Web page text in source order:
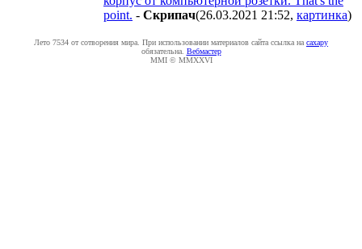
point. - Cкpипaч(26.03.2021 21:52, картинка)
Лето 7534 от сотворения мира. При использовании материалов сайта ссылка на caxapу
обязательна. Вебмастер
MMI © MMXXVI